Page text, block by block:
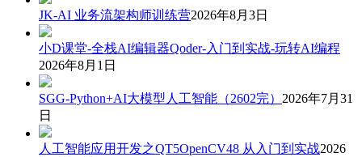
JK-AI 业务流架构师训练营2026年8月3日
小D课堂-全栈AI编辑器Qoder-入门到实战-玩转AI编程
2026年8月1日
SGG-Python+AI大模型人工智能（2602完） 2026年7月31
日
人工智能应用开发之QT5OpenCV48 从入门到实战2026